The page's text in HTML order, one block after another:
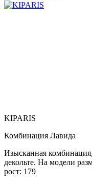
KIPARIS
Комбинация Лавида
Изысканная
декольте. На модели
рост: 179